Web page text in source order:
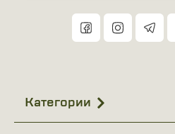
Категории